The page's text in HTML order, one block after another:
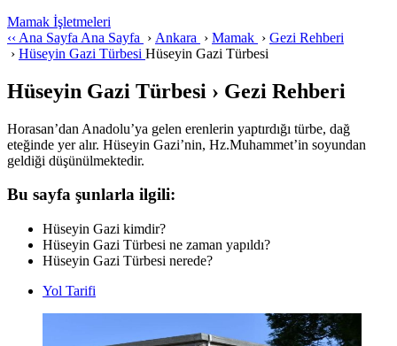
Mamak İşletmeleri
‹‹ Ana Sayfa Ana Sayfa › Ankara › Mamak › Gezi Rehberi
› Hüseyin Gazi Türbesi Hüseyin Gazi Türbesi
Hüseyin Gazi Türbesi › Gezi Rehberi
Horasan’dan Anadolu’ya gelen erenlerin yaptırdığı türbe, dağ
eteğinde yer alır. Hüseyin Gazi’nin, Hz.Muhammet’in soyundan
geldiği düşünülmektedir.
Bu sayfa şunlarla ilgili:
Hüseyin Gazi kimdir?
Hüseyin Gazi Türbesi ne zaman yapıldı?
Hüseyin Gazi Türbesi nerede?
Yol Tarifi